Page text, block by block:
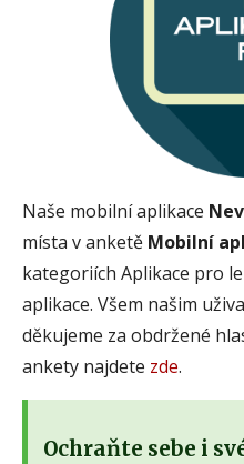
Naše mobilní aplikace
místa v anketě Mobilní
kategoriích Aplikace pro
aplikace. Všem našim
děkujeme za obdržené
ankety najdete zde.
Ochraňte sebe i